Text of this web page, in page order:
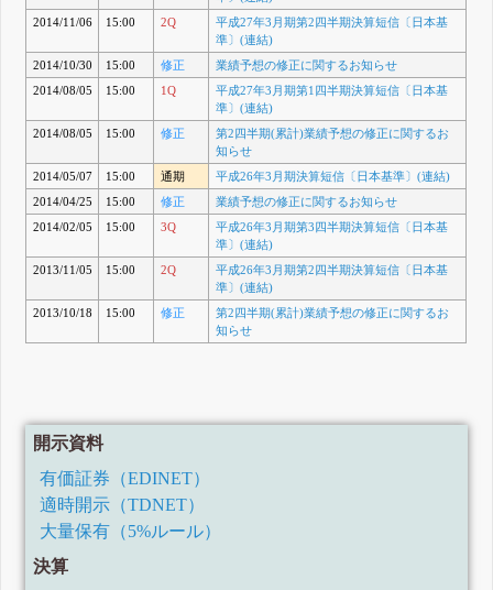
2014/11/06
15:00 2Q
平成27年3月期第2四半期決算短信〔日本基
準〕(連結)
2014/10/30
15:00 修正
業績予想の修正に関するお知らせ
2014/08/05
15:00 1Q
平成27年3月期第1四半期決算短信〔日本基
準〕(連結)
2014/08/05
15:00 修正
第2四半期(累計)業績予想の修正に関するお
知らせ
2014/05/07
15:00 通期
平成26年3月期決算短信〔日本基準〕(連結)
2014/04/25
15:00 修正
業績予想の修正に関するお知らせ
2014/02/05
15:00 3Q
平成26年3月期第3四半期決算短信〔日本基
準〕(連結)
2013/11/05
15:00 2Q
平成26年3月期第2四半期決算短信〔日本基
準〕(連結)
2013/10/18
15:00 修正
第2四半期(累計)業績予想の修正に関するお
知らせ
開示資料
有価証券（EDINET）
適時開示（TDNET）
大量保有（5%ルール）
決算